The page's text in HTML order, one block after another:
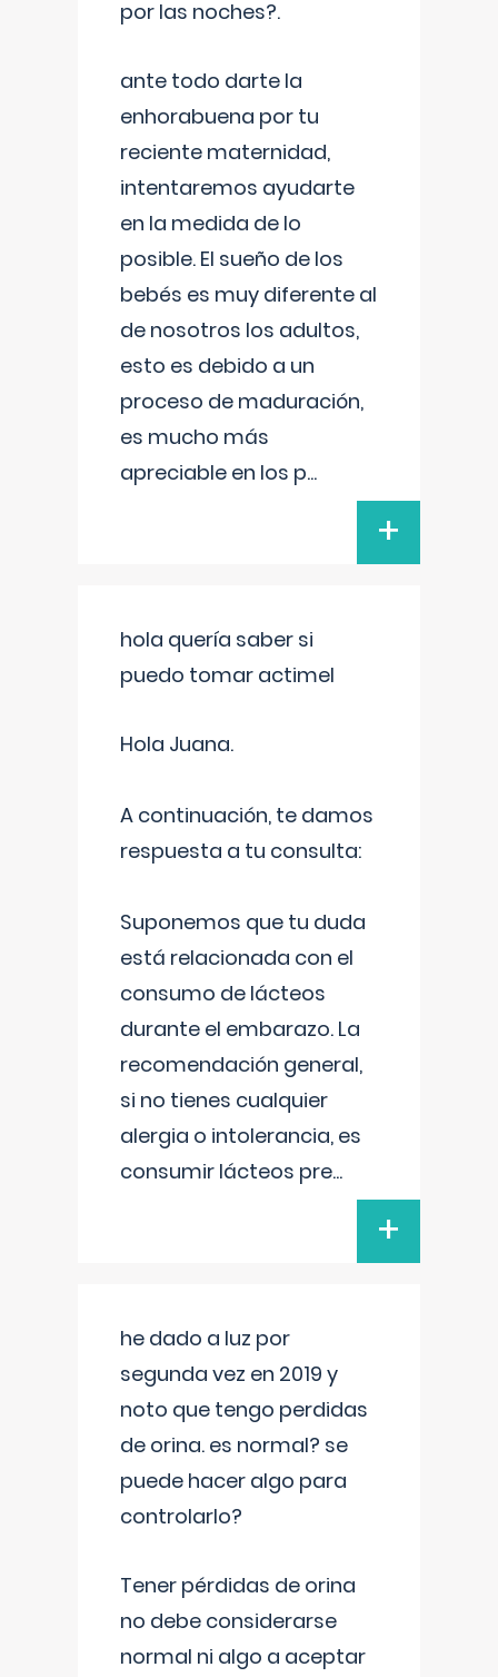
por las noches?.
ante todo darte la
enhorabuena por tu
reciente maternidad,
intentaremos ayudarte
en la medida de lo
posible. El sueño de los
bebés es muy diferente al
de nosotros los adultos,
esto es debido a un
proceso de maduración,
es mucho más
apreciable en los p...
+
hola quería saber si
puedo tomar actimel
Hola Juana.
A continuación, te damos
respuesta a tu consulta:
Suponemos que tu duda
está relacionada con el
consumo de lácteos
durante el embarazo. La
recomendación general,
si no tienes cualquier
alergia o intolerancia, es
consumir lácteos pre...
+
he dado a luz por
segunda vez en 2019 y
noto que tengo perdidas
de orina. es normal? se
puede hacer algo para
controlarlo?
Tener pérdidas de orina
no debe considerarse
normal ni algo a aceptar